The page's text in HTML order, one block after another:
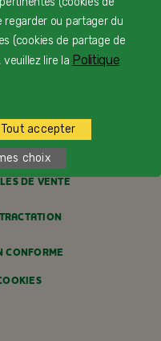
DE SANTÉ
DE VENTE
CONFORME
ou partager du
(cookies de partage de
lire la Politique
Tout accepter
choix